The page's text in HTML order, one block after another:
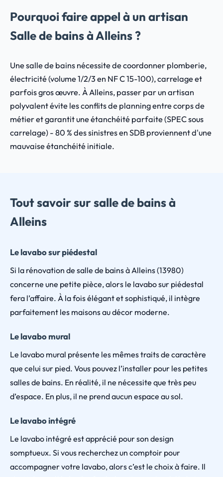
Pourquoi faire appel à un artisan
Salle de bains à Alleins ?
Une salle de bains nécessite de coordonner plomberie,
électricité (volume 1/2/3 en NF C 15-100), carrelage et
parfois gros œuvre. À Alleins, passer par un artisan
polyvalent évite les conflits de planning entre corps de
métier et garantit une étanchéité parfaite (SPEC sous
carrelage) - 80 % des sinistres en SDB proviennent d'une
mauvaise étanchéité initiale.
Tout savoir sur salle de bains à
Alleins
Le lavabo sur piédestal
Si la rénovation de salle de bains à Alleins (13980)
concerne une petite pièce, alors le lavabo sur piédestal
fera l’affaire. À la fois élégant et sophistiqué, il intègre
parfaitement les maisons au décor moderne.
Le lavabo mural
Le lavabo mural présente les mêmes traits de caractère
que celui sur pied. Vous pouvez l’installer pour les petites
salles de bains. En réalité, il ne nécessite que très peu
d’espace. En plus, il ne prend aucun espace au sol.
Le lavabo intégré
Le lavabo intégré est apprécié pour son design
somptueux. Si vous recherchez un comptoir pour
accompagner votre lavabo, alors c’est le choix à faire. Il